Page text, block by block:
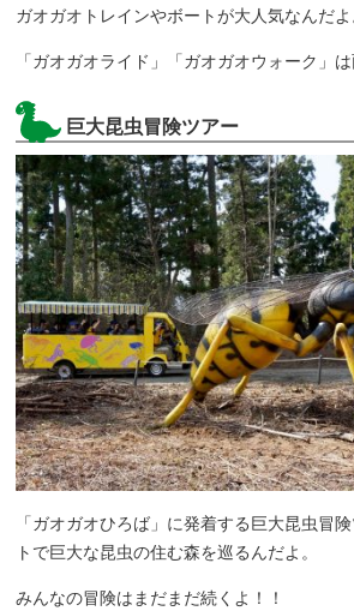
ガオガオトレインやボートが大人気なんだよ
「ガオガオライド」「ガオガオウォーク」
巨大昆虫冒険ツアー
「ガオガオひろば」に発着する巨大昆虫冒
トで巨大な昆虫の住む森を巡るんだよ。
みんなの冒険はまだまだ続くよ！！